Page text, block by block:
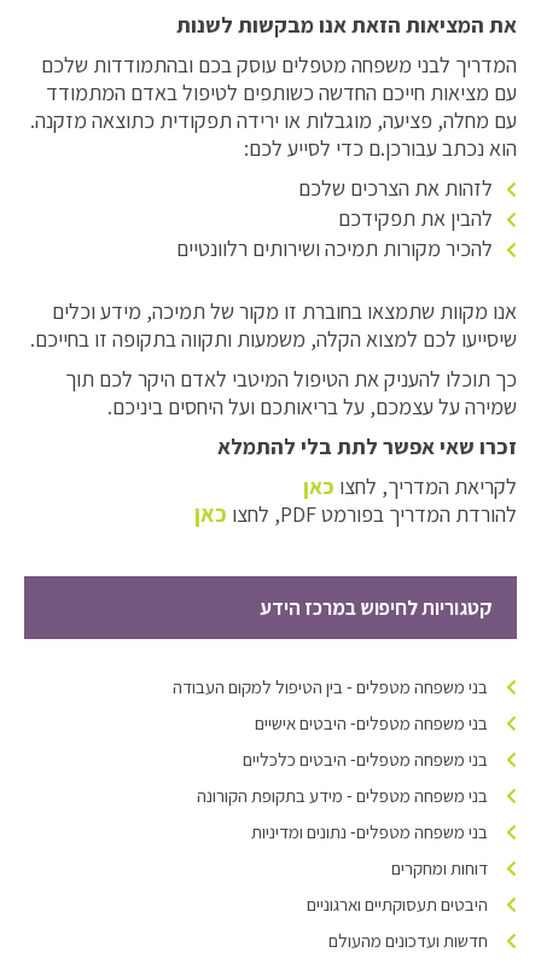
את המציאות הזאת אנו מבקשות לשנות
המדריך לבני משפחה מטפלים עוסק בכם ובהתמודדות שלכם
עם מציאות חייכם החדשה כשותפים לטיפול באדם המתמודד
עם מחלה, פציעה, מוגבלות או ירידה תפקודית כתוצאה מזקנה.
הוא נכתב עבורכן.ם כדי לסייע לכם:
לזהות את הצרכים שלכם
להבין את תפקידכם
להכיר מקורות תמיכה ושירותים רלוונטיים
אנו מקוות שתמצאו בחוברת זו מקור של תמיכה, מידע וכלים
שיסייעו לכם למצוא הקלה, משמעות ותקווה בתקופה זו בחייכם.
כך תוכלו להעניק את הטיפול המיטבי לאדם היקר לכם תוך
שמירה על עצמכם, על בריאותכם ועל היחסים ביניכם.
זכרו שאי אפשר לתת בלי להתמלא
לקריאת המדריך, לחצו כאן
להורדת המדריך בפורמט PDF, לחצו
כאן
קטגוריות לחיפוש במרכז הידע
בני משפחה מטפלים - בין הטיפול למקום העבודה
בני משפחה מטפלים- היבטים אישיים
בני משפחה מטפלים- היבטים כלכליים
בני משפחה מטפלים - מידע בתקופת הקורונה
בני משפחה מטפלים- נתונים ומדיניות
דוחות ומחקרים
היבטים תעסוקתיים וארגוניים
חדשות ועדכונים מהעולם